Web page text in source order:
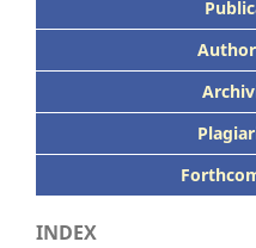
INDEX